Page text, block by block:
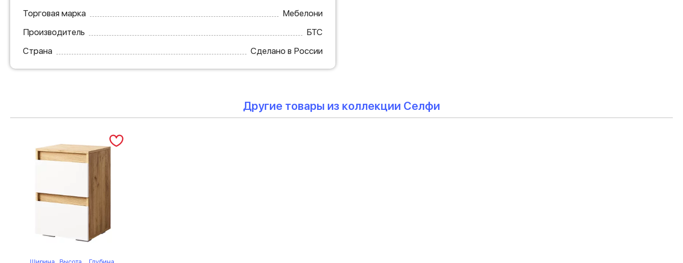
Торговая марка
Мебелони
Производитель
БТС
Страна
Сделано в России
Другие товары из коллекции Селфи